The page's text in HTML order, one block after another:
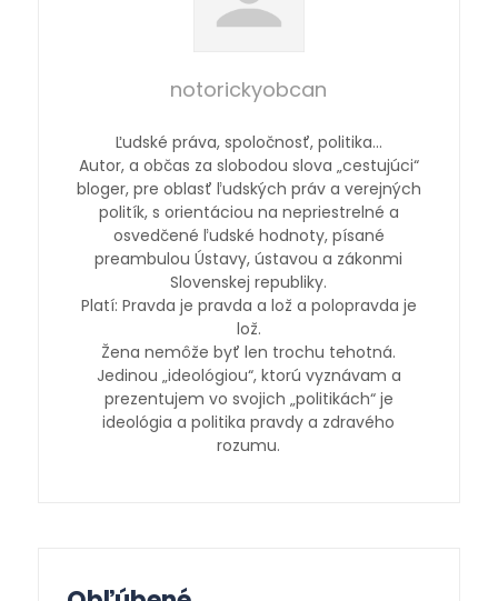
notorickyobcan
Ľudské práva, spoločnosť, politika…
Autor, a občas za slobodou slova „cestujúci“
bloger, pre oblasť ľudských práv a verejných
politík, s orientáciou na nepriestrelné a
osvedčené ľudské hodnoty, písané
preambulou Ústavy, ústavou a zákonmi
Slovenskej republiky.
Platí: Pravda je pravda a lož a polopravda je
lož.
Žena nemôže byť len trochu tehotná.
Jedinou „ideológiou“, ktorú vyznávam a
prezentujem vo svojich „politikách“ je
ideológia a politika pravdy a zdravého
rozumu.